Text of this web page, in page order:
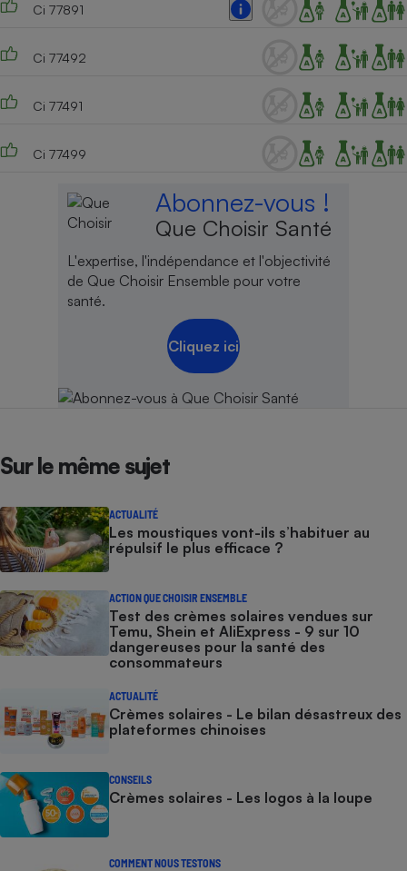
Ci 77891
Ci 77492
Ci 77491
Ci 77499
Abonnez-vous !
Que Choisir Santé
L'expertise, l'indépendance et l'objectivité
de Que Choisir Ensemble pour votre
santé.
Cliquez ici
Sur le même sujet
ACTUALITÉ
Les moustiques vont-ils s’habituer au
répulsif le plus efficace ?
ACTION QUE CHOISIR ENSEMBLE
Test des crèmes solaires vendues sur
Temu, Shein et AliExpress - 9 sur 10
dangereuses pour la santé des
consommateurs
ACTUALITÉ
Crèmes solaires - Le bilan désastreux des
plateformes chinoises
CONSEILS
Crèmes solaires - Les logos à la loupe
COMMENT NOUS TESTONS